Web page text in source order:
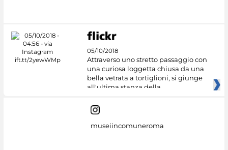
05/10/2018
Attraverso uno stretto passaggio con
una curiosa loggetta chiusa da una
bella vetrata a tortiglioni, si giunge
all'ultima stanza della
museiincomuneroma